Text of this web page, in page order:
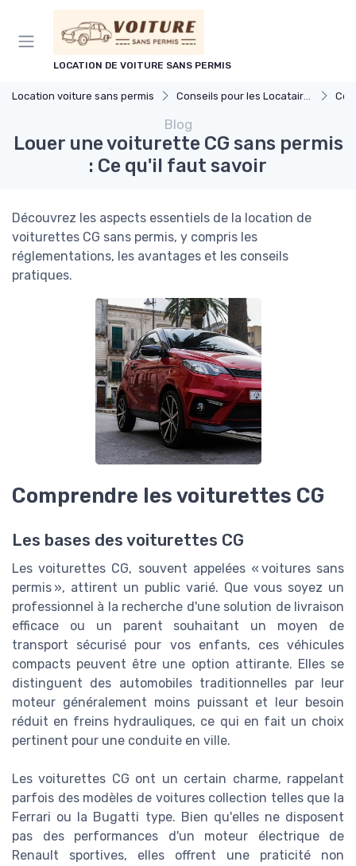
LOCATION DE VOITURE SANS PERMIS
Location voiture sans permis Conseils pour les Locataires
Blog
Louer une voiturette CG sans permis
: Ce qu'il faut savoir
Découvrez les aspects essentiels de la location de
voiturettes CG sans permis, y compris les
réglementations, les avantages et les conseils
pratiques.
Comprendre les voiturettes CG
Les bases des voiturettes CG
Les voiturettes CG, souvent appelées « voitures sans
permis », attirent un public varié. Que vous soyez un
professionnel à la recherche d'une solution de livraison
efficace ou un parent souhaitant un moyen de
transport sécurisé pour vos enfants, ces véhicules
compacts peuvent être une option attirante. Elles se
distinguent des automobiles traditionnelles par leur
moteur généralement moins puissant et leur besoin
réduit en freins hydrauliques, ce qui en fait un choix
pertinent pour une conduite en ville.
Les voiturettes CG ont un certain charme, rappelant
parfois des modèles de voitures collection telles que la
Ferrari ou la Bugatti type. Bien qu'elles ne disposent
pas des performances d'un moteur électrique de
Renault sportives, elles offrent une praticité non